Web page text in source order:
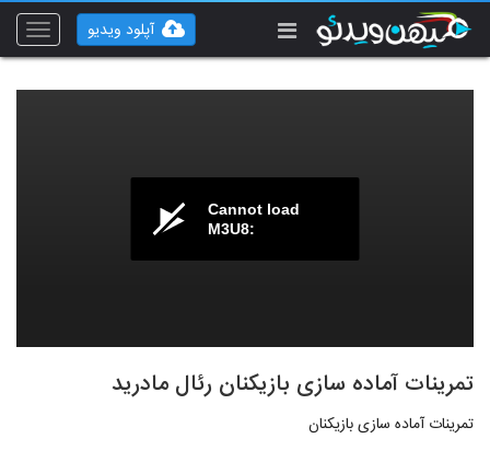
Toggle
آپلود ویدیو
Cannot load
M3U8:
تمرینات آماده سازی بازیکنان رئال مادرید
تمرینات آماده سازی بازیکنان